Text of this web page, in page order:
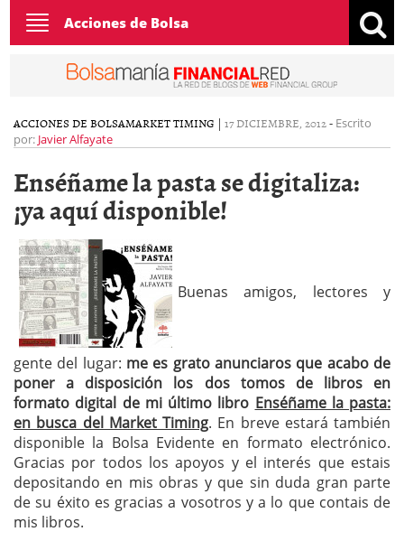
Toggle
navigation
Acciones de Bolsa
ACCIONES DE BOLSAMARKET TIMING | 17 DICIEMBRE, 2012- Escrito
por: Javier Alfayate
Enséñame la pasta se digitaliza:
¡ya aquí disponible!
Buenas amigos, lectores y
gente del lugar: me es grato anunciaros que acabo de
poner a disposición los dos tomos de libros en
formato digital de mi último libro Enséñame la pasta:
en busca del Market Timing. En breve estará también
disponible la Bolsa Evidente en formato electrónico.
Gracias por todos los apoyos y el interés que estais
depositando en mis obras y que sin duda gran parte
de su éxito es gracias a vosotros y a lo que contais de
mis libros.